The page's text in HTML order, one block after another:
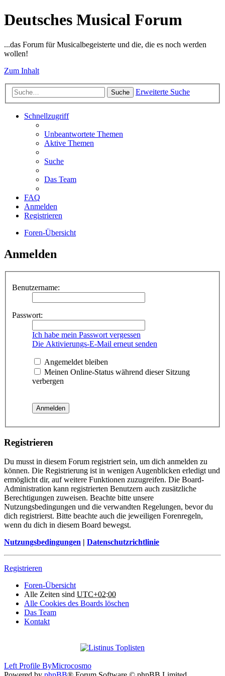
Deutsches Musical Forum
...das Forum für Musicalbegeisterte und die, die es noch werden
wollen!
Zum Inhalt
Suche Erweiterte Suche
Schnellzugriff
Unbeantwortete Themen
Aktive Themen
Suche
Das Team
FAQ
Anmelden
Registrieren
Foren-Übersicht
Anmelden
Benutzername:
Passwort:
Ich habe mein Passwort vergessen
Die Aktivierungs-E-Mail erneut senden
Angemeldet bleiben
Meinen Online-Status während dieser Sitzung
verbergen
Registrieren
Du musst in diesem Forum registriert sein, um dich anmelden zu
können. Die Registrierung ist in wenigen Augenblicken erledigt und
ermöglicht dir, auf weitere Funktionen zuzugreifen. Die Board-
Administration kann registrierten Benutzern auch zusätzliche
Berechtigungen zuweisen. Beachte bitte unsere
Nutzungsbedingungen und die verwandten Regelungen, bevor du
dich registrierst. Bitte beachte auch die jeweiligen Forenregeln,
wenn du dich in diesem Board bewegst.
Nutzungsbedingungen | Datenschutzrichtlinie
Registrieren
Foren-Übersicht
Alle Zeiten sind UTC+02:00
Alle Cookies des Boards löschen
Das Team
Kontakt
Left Profile ByMicrocosmo